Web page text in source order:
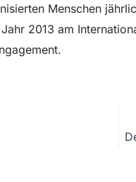
Menschen
2013 am